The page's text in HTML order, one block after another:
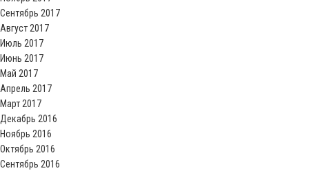
Сентябрь 2017
Август 2017
Июль 2017
Июнь 2017
Май 2017
Апрель 2017
Март 2017
Декабрь 2016
Ноябрь 2016
Октябрь 2016
Сентябрь 2016